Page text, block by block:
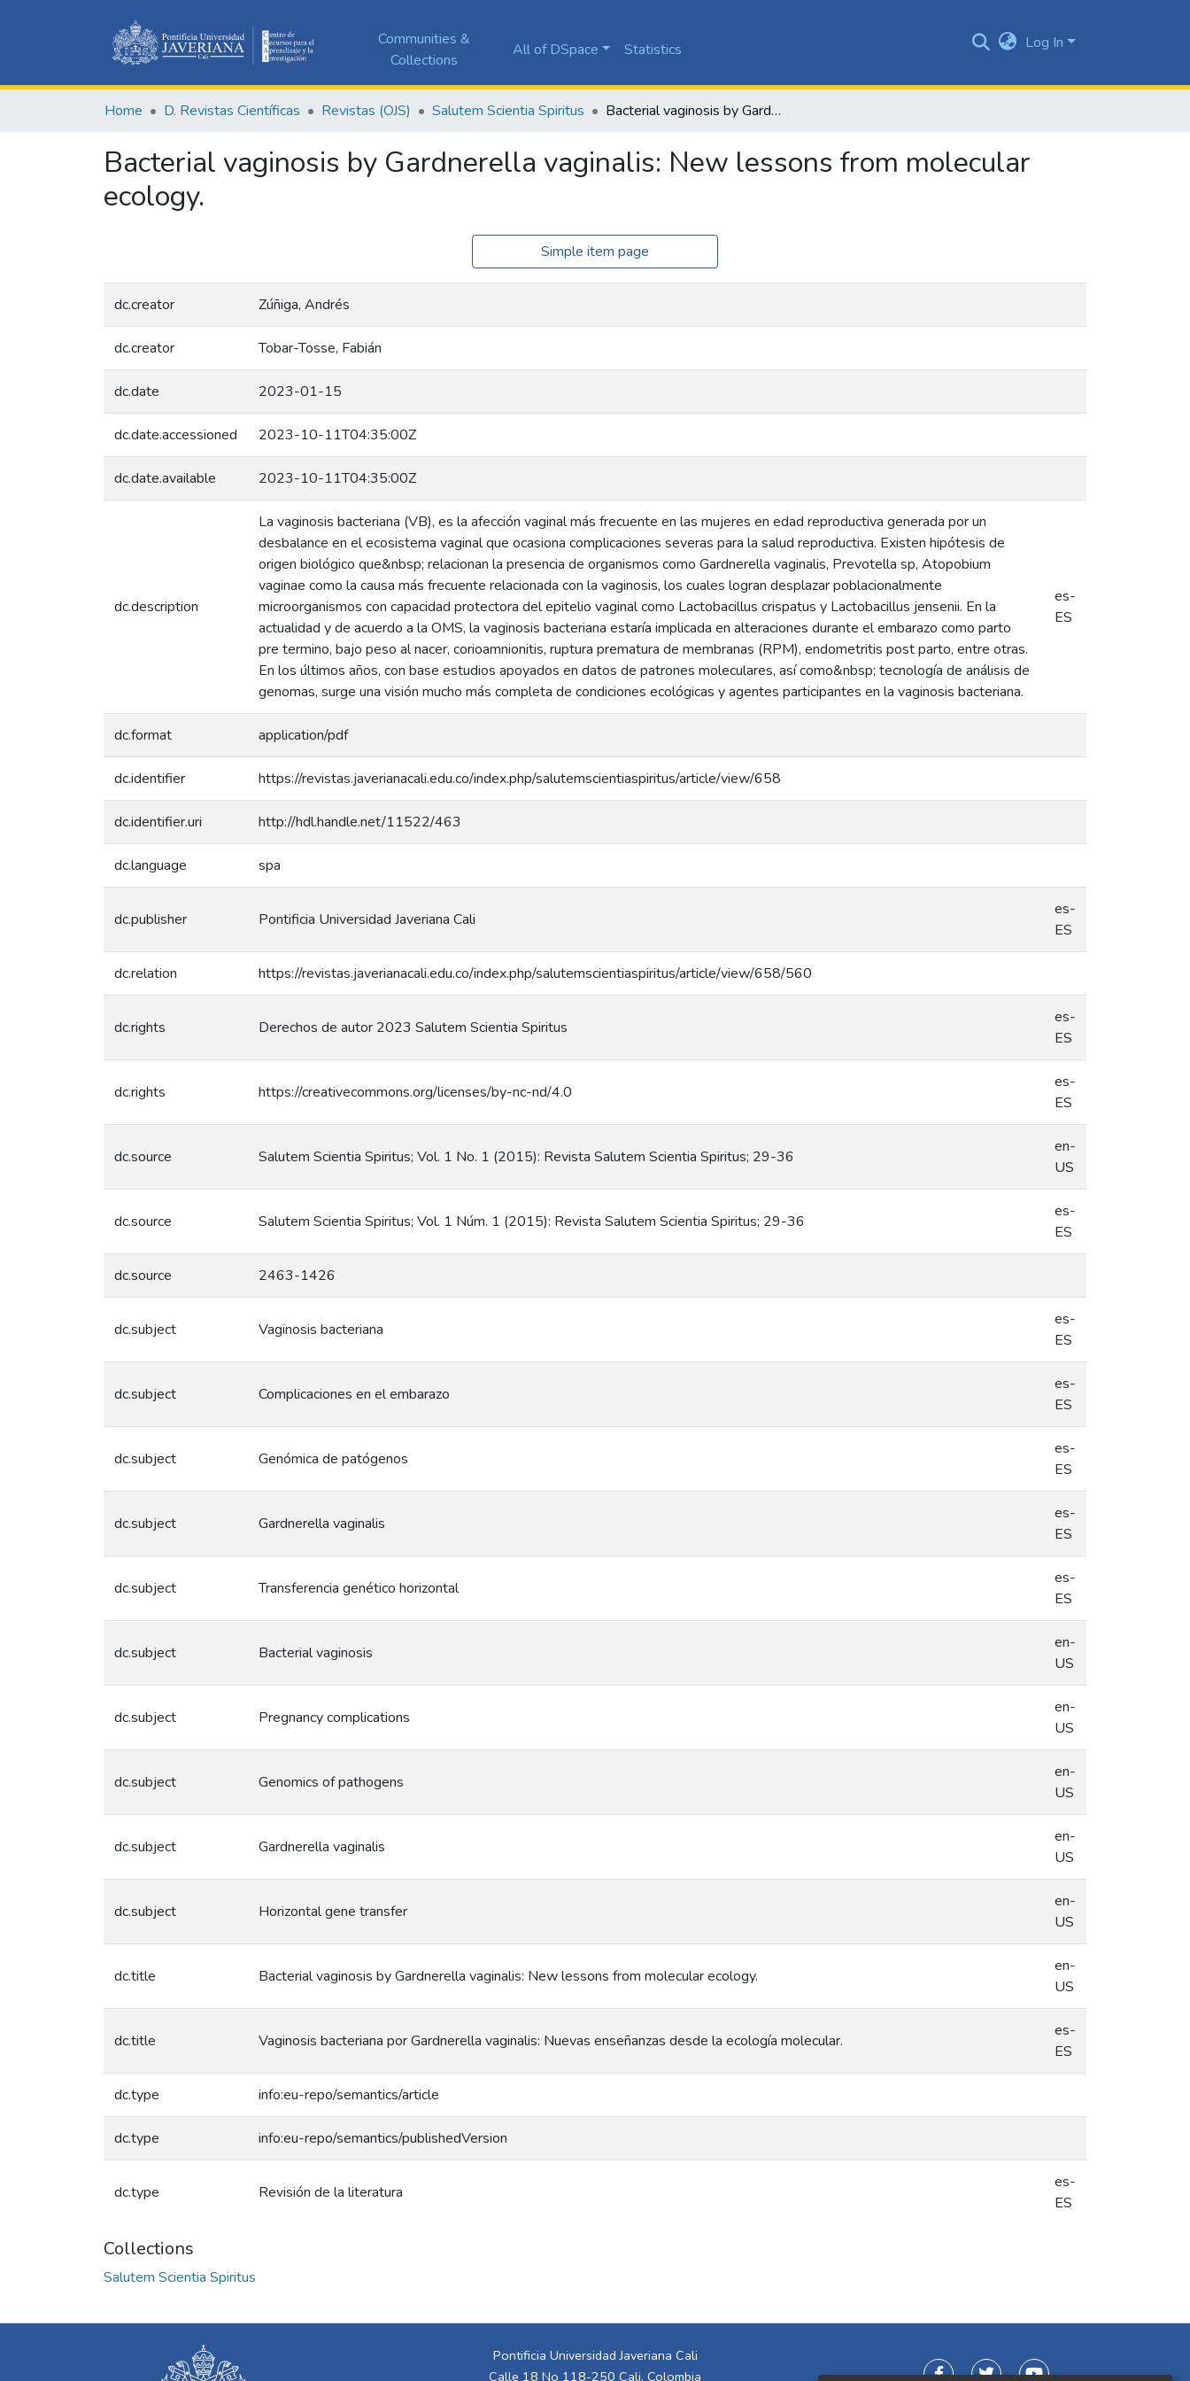
Communities &
Collections
All of DSpace Statistics Log In
Home D. Revistas Científicas Revistas (OJS) Salutem Scientia Spiritus Bacterial vaginosis by Gardnerella vaginalis: New lessons from molecular ecology.
Bacterial vaginosis by Gardnerella vaginalis: New lessons from molecular
ecology.
Simple item page
dc.creator Zúñiga, Andrés
dc.creator Tobar-Tosse, Fabián
dc.date 2023-01-15
dc.date.accessioned 2023-10-11T04:35:00Z
dc.date.available 2023-10-11T04:35:00Z
dc.description
La vaginosis bacteriana (VB), es la afección vaginal más frecuente en las mujeres en edad reproductiva generada por un
desbalance en el ecosistema vaginal que ocasiona complicaciones severas para la salud reproductiva. Existen hipótesis de
origen biológico que&nbsp; relacionan la presencia de organismos como Gardnerella vaginalis, Prevotella sp, Atopobium
vaginae como la causa más frecuente relacionada con la vaginosis, los cuales logran desplazar poblacionalmente
microorganismos con capacidad protectora del epitelio vaginal como Lactobacillus crispatus y Lactobacillus jensenii. En la
actualidad y de acuerdo a la OMS, la vaginosis bacteriana estaría implicada en alteraciones durante el embarazo como parto
pre termino, bajo peso al nacer, corioamnionitis, ruptura prematura de membranas (RPM), endometritis post parto, entre otras.
En los últimos años, con base estudios apoyados en datos de patrones moleculares, así como&nbsp; tecnología de análisis de
genomas, surge una visión mucho más completa de condiciones ecológicas y agentes participantes en la vaginosis bacteriana.
es-
ES
dc.format application/pdf
dc.identifier https://revistas.javerianacali.edu.co/index.php/salutemscientiaspiritus/article/view/658
dc.identifier.uri http://hdl.handle.net/11522/463
dc.language spa
dc.publisher Pontificia Universidad Javeriana Cali
es-
ES
dc.relation https://revistas.javerianacali.edu.co/index.php/salutemscientiaspiritus/article/view/658/560
dc.rights Derechos de autor 2023 Salutem Scientia Spiritus
es-
ES
dc.rights https://creativecommons.org/licenses/by-nc-nd/4.0
es-
ES
dc.source Salutem Scientia Spiritus; Vol. 1 No. 1 (2015): Revista Salutem Scientia Spiritus; 29-36
en-
US
dc.source Salutem Scientia Spiritus; Vol. 1 Núm. 1 (2015): Revista Salutem Scientia Spiritus; 29-36
es-
ES
dc.source 2463-1426
dc.subject Vaginosis bacteriana
es-
ES
dc.subject Complicaciones en el embarazo
es-
ES
dc.subject Genómica de patógenos
es-
ES
dc.subject Gardnerella vaginalis
es-
ES
dc.subject Transferencia genético horizontal
es-
ES
dc.subject Bacterial vaginosis
en-
US
dc.subject Pregnancy complications
en-
US
dc.subject Genomics of pathogens
en-
US
dc.subject Gardnerella vaginalis
en-
US
dc.subject Horizontal gene transfer
en-
US
dc.title Bacterial vaginosis by Gardnerella vaginalis: New lessons from molecular ecology.
en-
US
dc.title Vaginosis bacteriana por Gardnerella vaginalis: Nuevas enseñanzas desde la ecología molecular.
es-
ES
dc.type info:eu-repo/semantics/article
dc.type info:eu-repo/semantics/publishedVersion
dc.type Revisión de la literatura
es-
ES
Collections
Salutem Scientia Spiritus
Pontificia Universidad Javeriana Cali
Calle 18 No 118-250 Cali, Colombia